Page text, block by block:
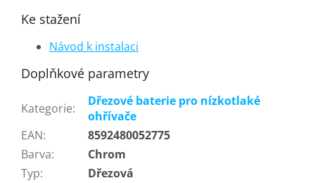
Ke stažení
Návod k instalaci
Doplňkové parametry
Kategorie:
Dřezové baterie pro nízkotlaké
ohřívače
EAN:
8592480052775
Barva:
Chrom
Typ:
Dřezová